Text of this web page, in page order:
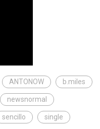
ANTONOW b.miles
newsnormal
sencillo single